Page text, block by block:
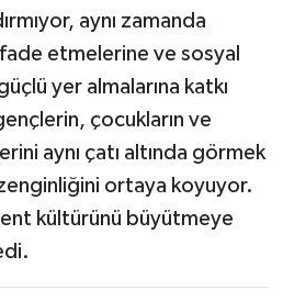
aynı zamanda
etmelerine ve sosyal
yer almalarına katkı
çocukların ve
aynı çatı altında görmek
ortaya koyuyor.
kültürünü büyütmeye